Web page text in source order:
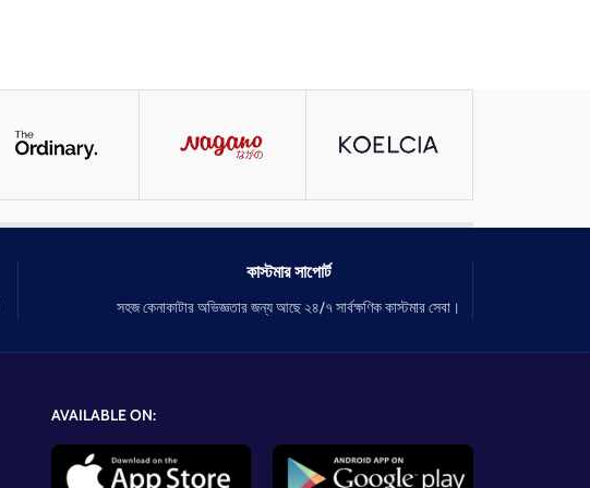
কাস্টমার সাপোর্ট
সহজ কেনাকাটার অভিজ্ঞতার জন্য আছে ২৪/৭ সার্বক্ষণিক কাস্টমার সেবা।
AVAILABLE ON: